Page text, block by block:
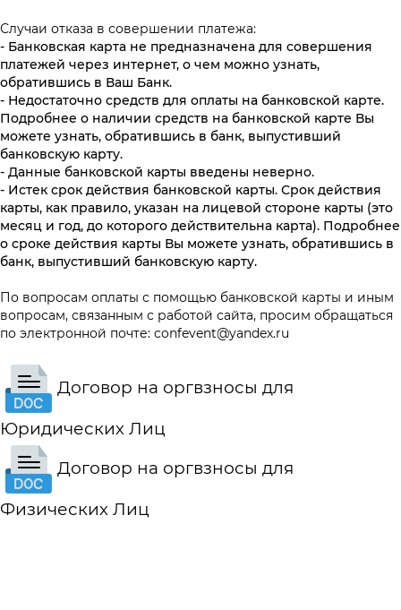
Случаи отказа в совершении платежа:
- Банковская карта не предназначена для совершения
платежей через интернет, о чем можно узнать,
обратившись в Ваш Банк.
- Недостаточно средств для оплаты на банковской карте.
Подробнее о наличии средств на банковской карте Вы
можете узнать, обратившись в банк, выпустивший
банковскую карту.
- Данные банковской карты введены неверно.
- Истек срок действия банковской карты. Срок действия
карты, как правило, указан на лицевой стороне карты (это
месяц и год, до которого действительна карта). Подробнее
о сроке действия карты Вы можете узнать, обратившись в
банк, выпустивший банковскую карту.
По вопросам оплаты с помощью банковской карты и иным
вопросам, связанным с работой сайта, просим обращаться
по электронной почте: confevent@yandex.ru
Договор на оргвзносы для
Юридических Лиц
Договор на оргвзносы для
Физических Лиц